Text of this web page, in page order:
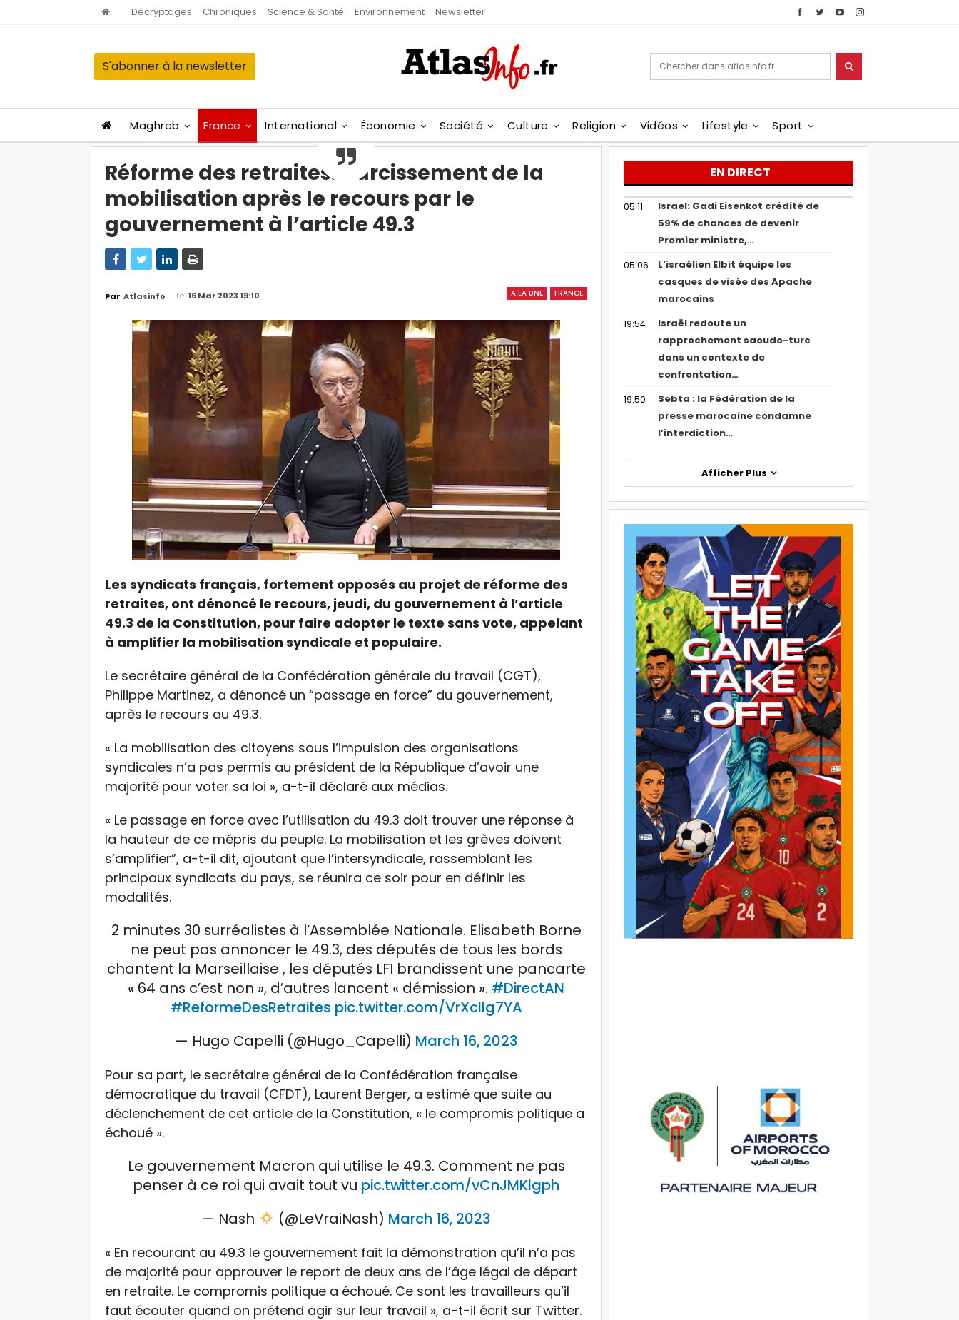
Décryptages Chroniques Science & Santé Environnement Newsletter
S'abonner à la newsletter
Maghreb France International Économie Société Culture Religion Vidéos Lifestyle Sport
Réforme des retraites: durcissement de la
mobilisation après le recours par le
gouvernement à l’article 49.3
A LA UNE FRANCE
Par Atlasinfo Le 16 Mar 2023 19:10
Les syndicats français, fortement opposés au projet de réforme des
retraites, ont dénoncé le recours, jeudi, du gouvernement à l’article
49.3 de la Constitution, pour faire adopter le texte sans vote, appelant
à amplifier la mobilisation syndicale et populaire.
Le secrétaire général de la Confédération générale du travail (CGT),
Philippe Martinez, a dénoncé un “passage en force” du gouvernement,
après le recours au 49.3.
« La mobilisation des citoyens sous l’impulsion des organisations
syndicales n’a pas permis au président de la République d’avoir une
majorité pour voter sa loi », a-t-il déclaré aux médias.
« Le passage en force avec l’utilisation du 49.3 doit trouver une réponse à
la hauteur de ce mépris du peuple. La mobilisation et les grèves doivent
s’amplifier”, a-t-il dit, ajoutant que l’intersyndicale, rassemblant les
principaux syndicats du pays, se réunira ce soir pour en définir les
modalités.
2 minutes 30 surréalistes à l’Assemblée Nationale. Elisabeth Borne
ne peut pas annoncer le 49.3, des députés de tous les bords
chantent la Marseillaise , les députés LFI brandissent une pancarte
« 64 ans c’est non », d’autres lancent « démission ». #DirectAN
#ReformeDesRetraites pic.twitter.com/VrXclIg7YA
— Hugo Capelli (@Hugo_Capelli) March 16, 2023
Pour sa part, le secrétaire général de la Confédération française
démocratique du travail (CFDT), Laurent Berger, a estimé que suite au
déclenchement de cet article de la Constitution, « le compromis politique a
échoué ».
Le gouvernement Macron qui utilise le 49.3. Comment ne pas
penser à ce roi qui avait tout vu pic.twitter.com/vCnJMKlgph
— Nash
(@LeVraiNash) March 16, 2023
« En recourant au 49.3 le gouvernement fait la démonstration qu’il n’a pas
de majorité pour approuver le report de deux ans de l’âge légal de départ
en retraite. Le compromis politique a échoué. Ce sont les travailleurs qu’il
faut écouter quand on prétend agir sur leur travail », a-t-il écrit sur Twitter.
EN DIRECT
05:11
Israel: Gadi Eisenkot crédité de
59% de chances de devenir
Premier ministre,…
05:06
L’israélien Elbit équipe les
casques de visée des Apache
marocains
19:54
Israël redoute un
rapprochement saoudo-turc
dans un contexte de
confrontation…
19:50
Sebta : la Fédération de la
presse marocaine condamne
l’interdiction…
Afficher Plus